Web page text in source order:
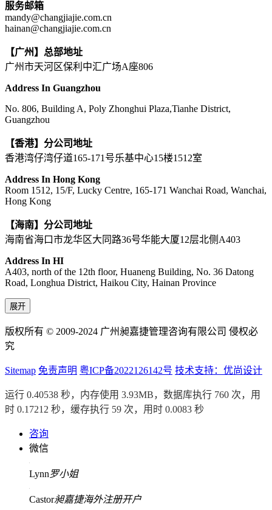
服务邮箱
mandy@changjiajie.com.cn
hainan@changjiajie.com.cn
【广州】总部地址
广州市天河区保利中汇广场A座806
Address In Guangzhou
No. 806, Building A, Poly Zhonghui Plaza,Tianhe District,
Guangzhou
【香港】分公司地址
香港湾仔湾仔道165-171号乐基中心15楼1512室
Address In Hong Kong
Room 1512, 15/F, Lucky Centre, 165-171 Wanchai Road, Wanchai,
Hong Kong
【海南】分公司地址
海南省海口市龙华区大同路36号华能大厦12层北侧A403
Address In HI
A403, north of the 12th floor, Huaneng Building, No. 36 Datong
Road, Longhua District, Haikou City, Hainan Province
展开
版权所有 © 2009-2024 广州昶嘉捷管理咨询有限公司 侵权必
究
Sitemap 免责声明 粤ICP备2022126142号 技术支持：优尚设计
运行 0.40538 秒，内存使用 3.93MB，数据库执行 760 次，用
时 0.17212 秒，缓存执行 59 次，用时 0.0083 秒
咨询
微信
Lynn罗小姐
Castor昶嘉捷海外注册开户